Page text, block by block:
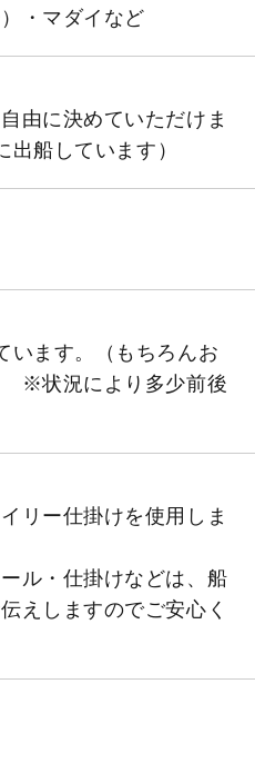
・マダイなど
由に決めていただけま
船しています）
います。（もちろんお
※状況により多少前後
リー仕掛けを使用しま
ル・仕掛けなどは、船
えしますのでご安心く